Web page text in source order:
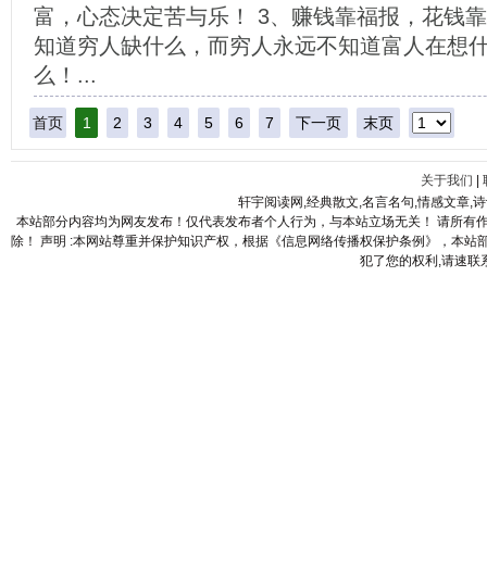
富，心态决定苦与乐！ 3、赚钱靠福报，花钱
知道穷人缺什么，而穷人永远不知道富人在想
么！...
首页 1 2 3 4 5 6 7 下一页 末页
关于我们
轩宇阅读网,经典散文,名言名句,情感文章,
本站部分内容均为网友发布！仅代表发布者个人行为，与本站立场无关！ 请所
除！ 声明 :本网站尊重并保护知识产权，根据《信息网络传播权保护条例》，本
犯了您的权利,请速联